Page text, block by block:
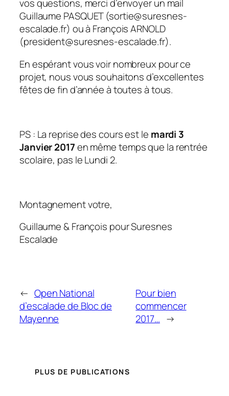
vos questions, merci d’envoyer un mail
Guillaume PASQUET (sortie@suresnes-
escalade.fr) ou à François ARNOLD
(president@suresnes-escalade.fr).
En espérant vous voir nombreux pour ce
projet, nous vous souhaitons d’excellentes
fêtes de fin d’année à toutes à tous.
PS : La reprise des cours est le mardi 3
Janvier 2017en même temps que la rentrée
scolaire, pas le Lundi 2.
Montagnement votre,
Guillaume & François pour Suresnes
Escalade
← Open National
d’escalade de Bloc de
Mayenne
Pour bien
commencer
2017… →
PLUS DE PUBLICATIONS